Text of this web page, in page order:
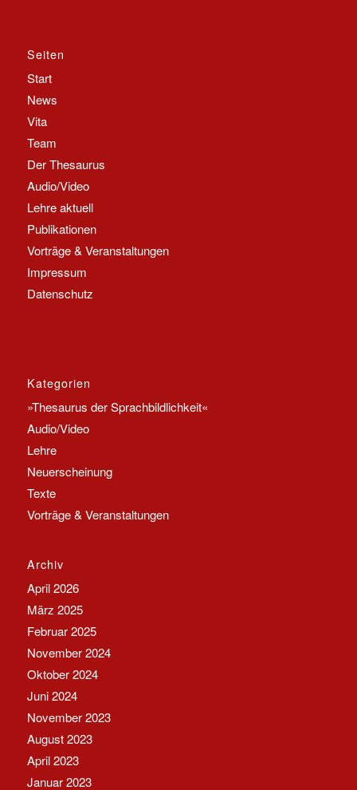
Seiten
Start
News
Vita
Team
Der Thesaurus
Audio/Video
Lehre aktuell
Publikationen
Vorträge & Veranstaltungen
Impressum
Datenschutz
Kategorien
»Thesaurus der Sprachbildlichkeit«
Audio/Video
Lehre
Neuerscheinung
Texte
Vorträge & Veranstaltungen
Archiv
April 2026
März 2025
Februar 2025
November 2024
Oktober 2024
Juni 2024
November 2023
August 2023
April 2023
Januar 2023